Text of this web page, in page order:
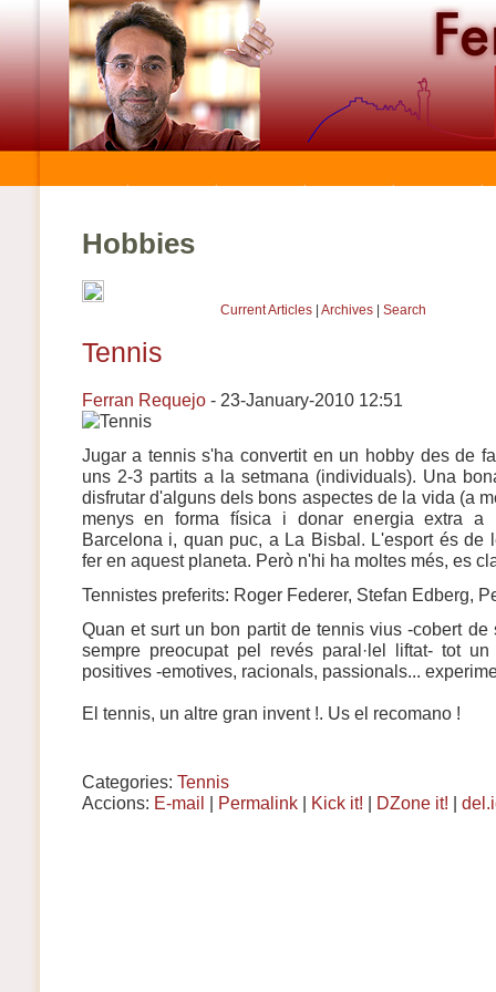
Hobbies
Current Articles| Archives| Search
Tennis
Ferran Requejo- 23-January-2010 12:51
Jugar a tennis s'ha convertit en un hobby des de
uns 2-3 partits a la setmana (individuals). Una
disfrutar d'alguns dels bons aspectes de la vida (a
menys en forma física i donar energia extra a
Barcelona i, quan puc, a La Bisbal. L'esport és de
fer en aquest planeta. Però n'hi ha moltes més, es
Tennistes preferits: Roger Federer, Stefan Edberg,
Quan et surt un bon partit de tennis vius -cobert de
sempre preocupat pel revés paral·lel liftat- tot
positives -emotives, racionals, passionals...
El tennis, un altre gran invent !. Us el recomano !
Categories: Tennis
Accions: E-mail | Permalink| Kick it! | DZone it! |